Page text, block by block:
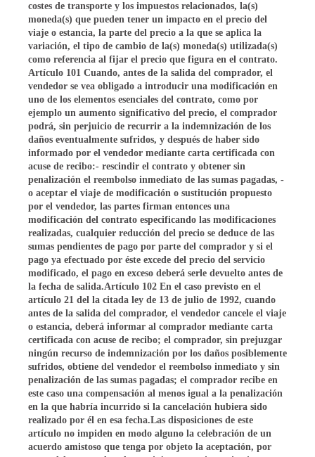
costes de transporte y los impuestos relacionados, la(s)
moneda(s) que pueden tener un impacto en el precio del
viaje o estancia, la parte del precio a la que se aplica la
variación, el tipo de cambio de la(s) moneda(s) utilizada(s)
como referencia al fijar el precio que figura en el contrato.
Artículo 101 Cuando, antes de la salida del comprador, el
vendedor se vea obligado a introducir una modificación en
uno de los elementos esenciales del contrato, como por
ejemplo un aumento significativo del precio, el comprador
podrá, sin perjuicio de recurrir a la indemnización de los
daños eventualmente sufridos, y después de haber sido
informado por el vendedor mediante carta certificada con
acuse de recibo:- rescindir el contrato y obtener sin
penalización el reembolso inmediato de las sumas pagadas, -
o aceptar el viaje de modificación o sustitución propuesto
por el vendedor, las partes firman entonces una
modificación del contrato especificando las modificaciones
realizadas, cualquier reducción del precio se deduce de las
sumas pendientes de pago por parte del comprador y si el
pago ya efectuado por éste excede del precio del servicio
modificado, el pago en exceso deberá serle devuelto antes de
la fecha de salida.Artículo 102 En el caso previsto en el
artículo 21 del la citada ley de 13 de julio de 1992, cuando
antes de la salida del comprador, el vendedor cancele el viaje
o estancia, deberá informar al comprador mediante carta
certificada con acuse de recibo; el comprador, sin prejuzgar
ningún recurso de indemnización por los daños posiblemente
sufridos, obtiene del vendedor el reembolso inmediato y sin
penalización de las sumas pagadas; el comprador recibe en
este caso una compensación al menos igual a la penalización
en la que habría incurrido si la cancelación hubiera sido
realizado por él en esa fecha.Las disposiciones de este
artículo no impiden en modo alguno la celebración de un
acuerdo amistoso que tenga por objeto la aceptación, por